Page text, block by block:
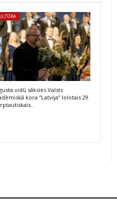
vidū sāksies Valsts
kora “Latvija” lolotais 29.